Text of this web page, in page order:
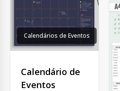
Calendários de Eventos
Calendário de
Eventos